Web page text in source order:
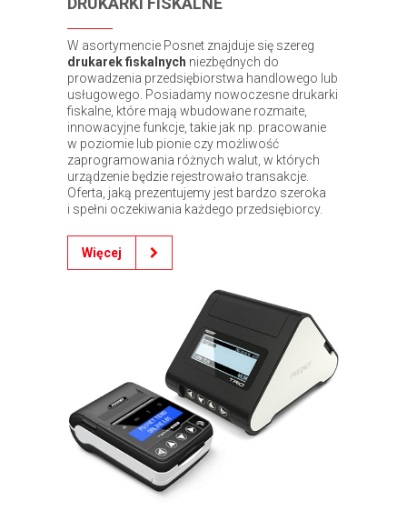
W asortymencie Posnet znajduje się szereg
drukarek fiskalnych niezbędnych do
prowadzenia przedsiębiorstwa handlowego lub
usługowego. Posiadamy nowoczesne drukarki
fiskalne, które mają wbudowane rozmaite,
innowacyjne funkcje, takie jak np. pracowanie
w poziomie lub pionie czy możliwość
zaprogramowania różnych walut, w których
urządzenie będzie rejestrowało transakcje.
Oferta, jaką prezentujemy jest bardzo szeroka
i spełni oczekiwania każdego przedsiębiorcy.
Więcej